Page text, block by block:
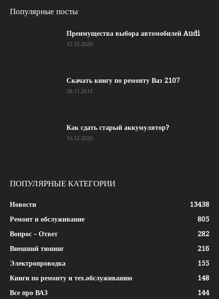
Популярные посты
Преимущества выбора автомобилей Audi
12.12.2020
Скачать книгу по ремонту Ваз 2107
28.11.2013
Как сдать старый аккумулятор?
16.12.2020
ПОПУЛЯРНЫЕ КАТЕГОРИИ
Новости
13438
Ремонт и обслуживание
805
Вопрос - Ответ
282
Внешний тюнинг
216
Электропроводка
155
Книги по ремонту и тех.обслуживанию
148
Все про ВАЗ
144